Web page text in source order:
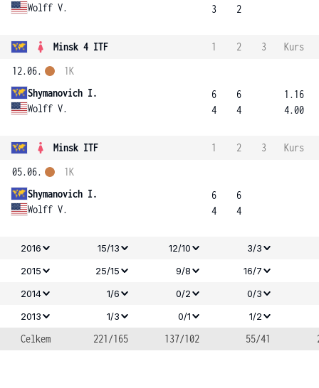
Wolff V.
3
2
Minsk 4 ITF 1 2 3
Kurs
12.06.
Shymanovich I.
Wolff V.
1K
6
4
6
4
1.16
4.00
Minsk ITF 1 2 3
Kurs
05.06.
Shymanovich I.
Wolff V.
1K
6
4
6
4
2016 15/13 12/10
3/3
2015
25/15 9/8
16/7
2014
1/6 0/2
0/3
2013
1/3 0/1 1/2
Celkem 221/165 137/102 55/41